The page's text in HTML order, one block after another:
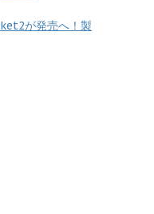
が発売へ！製